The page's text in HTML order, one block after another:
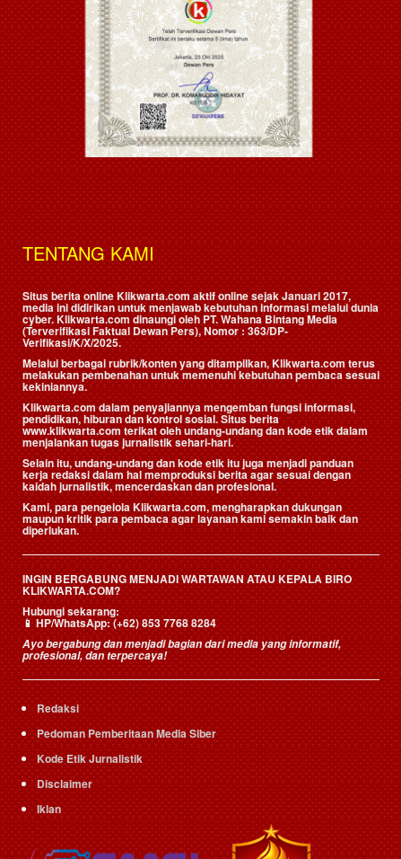
TENTANG KAMI
Situs berita online Klikwarta.com aktif online sejak Januari 2017,
media ini didirikan untuk menjawab kebutuhan informasi melalui dunia
cyber. Klikwarta.com dinaungi oleh PT. Wahana Bintang Media
(Terverifikasi Faktual Dewan Pers), Nomor : 363/DP-
Verifikasi/K/X/2025.
Melalui berbagai rubrik/konten yang ditampilkan, Klikwarta.com terus
melakukan pembenahan untuk memenuhi kebutuhan pembaca sesuai
kekiniannya.
Klikwarta.com dalam penyajiannya mengemban fungsi informasi,
pendidikan, hiburan dan kontrol sosial. Situs berita
www.klikwarta.com terikat oleh undang-undang dan kode etik dalam
menjalankan tugas jurnalistik sehari-hari.
Selain itu, undang-undang dan kode etik itu juga menjadi panduan
kerja redaksi dalam hal memproduksi berita agar sesuai dengan
kaidah jurnalistik, mencerdaskan dan profesional.
Kami, para pengelola Klikwarta.com, mengharapkan dukungan
maupun kritik para pembaca agar layanan kami semakin baik dan
diperlukan.
INGIN BERGABUNG MENJADI WARTAWAN ATAU KEPALA BIRO
KLIKWARTA.COM?
Hubungi sekarang:
📱HP/WhatsApp:(+62) 853 7768 8284
Ayo bergabung dan menjadi bagian dari media yang informatif,
profesional, dan terpercaya!
Redaksi
Pedoman Pemberitaan Media Siber
Kode Etik Jurnalistik
Disclaimer
Iklan